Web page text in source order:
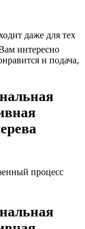
даже для тех
интересно
и подача,
процесс